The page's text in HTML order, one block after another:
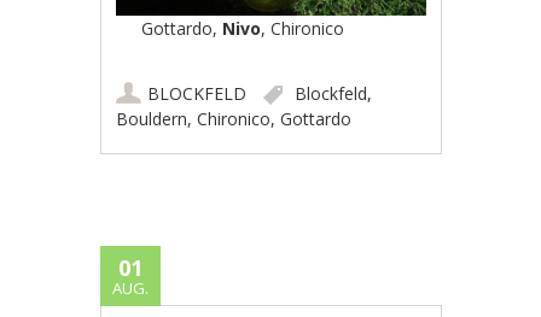
Gottardo, Nivo, Chironico
BLOCKFELD Blockfeld,
Bouldern,Chironico,Gottardo
01
AUG.